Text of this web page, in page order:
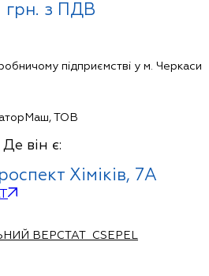
грн. з ПДВ
підприємстві у м. Черкаси
ТОВ
Де він є:
Хіміків, 7А
ВЕРСТАТ CSEPEL